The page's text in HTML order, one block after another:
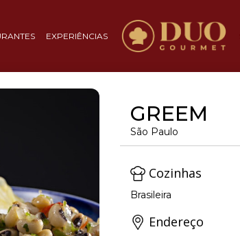
EXPERIÊNCIAS
GREEM
São Paulo
Cozinhas
Brasileira
Endereço